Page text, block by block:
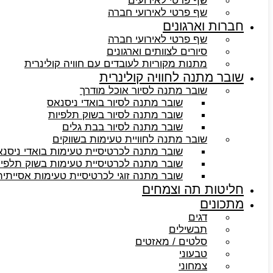
שף פרטי לאירועי חברה
חברות וארגונים
שף פרטי לאירועי חברה
סיורים לצוותים וארגונים
מתנות מקוריות לעובדים עם חוויה קולינרית
שובר מתנה לחוויה קולינרית
שובר מתנה לסיור אוכל מודרך
שובר מתנה לסיור בואדי ניסנאס
שובר מתנה לסיור בשוק תלפיות
שובר מתנה לסיור בבת גלים
שובר מתנה לחוויית טעימות בשווקים
שובר מתנה לכרטיסיית טעימות בואדי
שובר מתנה לכרטיסיית טעימות בשוק
שובר מתנה זוגי לכרטיסיית טעימות
חליטות תה וצמחים
מתכונים
דגים
תבשילים
סלטים / מאזטים
טבעוני
צמחוני